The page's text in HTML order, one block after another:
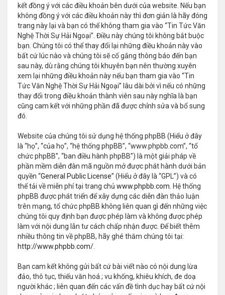
kết đồng ý với các điều khoản bên dưới của website. Nếu bạn
không đồng ý với các điều khoản này thì đơn giản là hãy đóng
trang này lại và bạn có thể không tham gia vào “Tin Tức Văn
Nghệ Thời Sự Hải Ngoại”. Điều này chúng tôi không bắt buộc
bạn. Chúng tôi có thể thay đổi lại những điều khoản này vào
bất cứ lúc nào và chúng tôi sẽ cố gắng thông báo đến bạn
sau này, dù rằng chúng tôi khuyên bạn nên thường xuyên
xem lại những điều khoản này nếu bạn tham gia vào “Tin
Tức Văn Nghệ Thời Sự Hải Ngoại” lâu dài bởi vì nếu có những
thay đổi trong điều khoản thành viên sau này nghĩa là bạn
cũng cam kết với những phần đã được chỉnh sửa và bổ sung
đó.
Website của chúng tôi sử dụng hệ thống phpBB (Hiểu ở đây
là “họ”, “của họ”, “hệ thống phpBB”, “www.phpbb.com”, “tổ
chức phpBB”, “ban điều hành phpBB”) là một giải pháp về
phần mềm diễn đàn mã nguồn mở được phát hành dưới bản
quyền “General Public License” (Hiểu ở đây là “GPL”) và có
thể tải về miễn phí tại trang chủ www.phpbb.com . Hệ thống
phpBB được phát triển để xây dựng các diễn đàn thảo luận
trên mạng, tổ chức phpBB không liên quan gì đến những việc
chúng tôi quy định bạn được phép làm và không được phép
làm với nội dung lẫn tư cách chấp nhận được. Để biết thêm
nhiều thông tin về phpBB, hãy ghé thăm chúng tôi tại:
http://www.phpbb.com/
Bạn cam kết không gửi bất cứ bài viết nào có nội dung lừa
đảo, thô tục, thiếu văn hoá ; vu khống, khiêu khích, đe doạ
người khác ; liên quan đến các vấn đề tình dục hay bất cứ nội